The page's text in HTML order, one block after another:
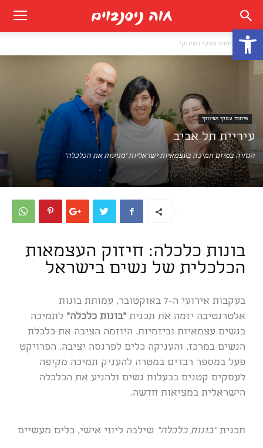
פתח סרגל נגישות
בית פיתוח עסקי ושיווקי
פיתוח עסקי ושיווקי
עיריית תל אביב
הנחיה במיזם תמיכה בעצמאיות ישראליות 'מניעות את הכלכלה'
בונות כלכלה: חיזוק העצמאות
הכלכלית של נשים בישראל
בעקבות אירועי ה-7 באוקטובר, עמותת בונות
אלטרנטיבה יזמה את תכנית “בונות כלכלה” לתמיכה
בנשים עצמאיות וביזמיות. היוזמה הציבה את כלכלת
הנשים במרכז, והעניקה כלים לפרנסה יציבה. הפרויקט
פעל במספר רבדים במטרה להעניק תמיכה מקיפה
לעסקים קטנים בבעלות נשים ולהניע את הכלכלה
הישראלית במציאות חדשה.
תכנית“בונות כלכלה” שילבה ליווי אישי, כלים מעשיים